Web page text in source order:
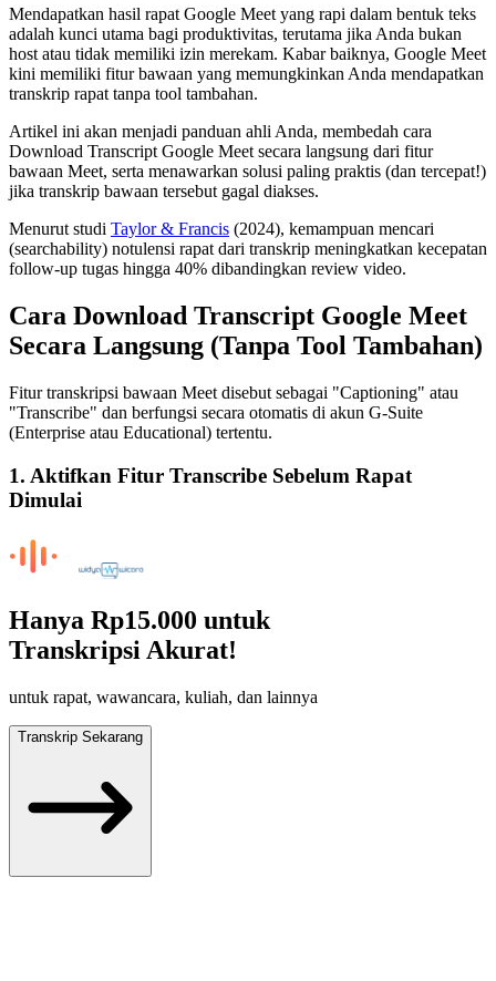
Mendapatkan hasil rapat Google Meet yang rapi dalam bentuk teks
adalah kunci utama bagi produktivitas, terutama jika Anda bukan
host atau tidak memiliki izin merekam. Kabar baiknya, Google Meet
kini memiliki fitur bawaan yang memungkinkan Anda mendapatkan
transkrip rapat tanpa tool tambahan.
Artikel ini akan menjadi panduan ahli Anda, membedah cara
Download Transcript Google Meet secara langsung dari fitur
bawaan Meet, serta menawarkan solusi paling praktis (dan tercepat!)
jika transkrip bawaan tersebut gagal diakses.
Menurut studi Taylor & Francis (2024), kemampuan mencari
(searchability) notulensi rapat dari transkrip meningkatkan kecepatan
follow-up tugas hingga 40% dibandingkan review video.
Cara Download Transcript Google Meet
Secara Langsung (Tanpa Tool Tambahan)
Fitur transkripsi bawaan Meet disebut sebagai "Captioning" atau
"Transcribe" dan berfungsi secara otomatis di akun G-Suite
(Enterprise atau Educational) tertentu.
1. Aktifkan Fitur Transcribe Sebelum Rapat
Dimulai
Hanya Rp15.000 untuk
Transkripsi Akurat!
untuk rapat, wawancara, kuliah, dan lainnya
Transkrip Sekarang